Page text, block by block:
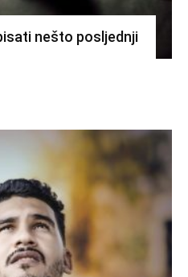
nešto posljednji